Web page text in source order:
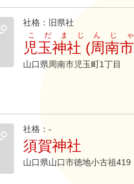
社格：旧県社
児玉神社 (周南
こだまじんじゃ
山口県周南市児玉町1丁目
社格：-
須賀神社
山口県山口市徳地小古祖419